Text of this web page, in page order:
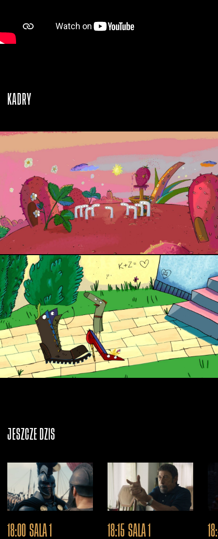
KADRY
JESZCZE DZIŚ
18:00 SALA 1 Otwiera się w nowym oknie - Bilety24
18:15 SALA 1 Otwiera się w